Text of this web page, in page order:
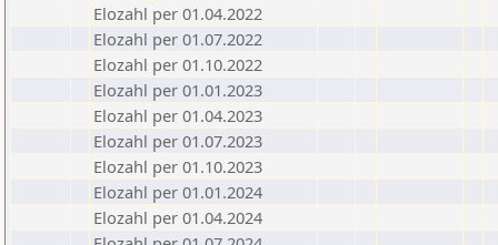
Elozahl per 01.04.2022
Elozahl per 01.07.2022
Elozahl per 01.10.2022
Elozahl per 01.01.2023
Elozahl per 01.04.2023
Elozahl per 01.07.2023
Elozahl per 01.10.2023
Elozahl per 01.01.2024
Elozahl per 01.04.2024